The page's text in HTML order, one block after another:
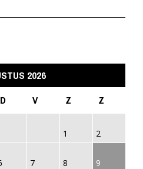
2026
D V Z Z
1 2
7 8 9